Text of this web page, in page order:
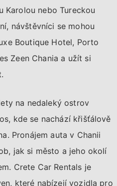
Karolou nebo Tureckou
návštěvníci se mohou
Boutique Hotel, Porto
Zeen Chania a užít si
na nedaleký ostrov
kde se nachází křišťálově
Pronájem auta v Chanii
jak si město a jeho okolí
Crete Car Rentals je
které nabízejí vozidla pro